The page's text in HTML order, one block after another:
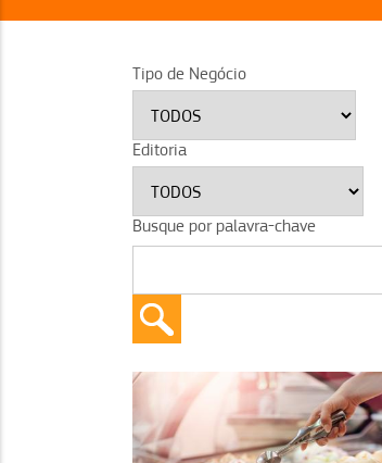
Tipo de Negócio
Editoria
Busque por palavra-chave